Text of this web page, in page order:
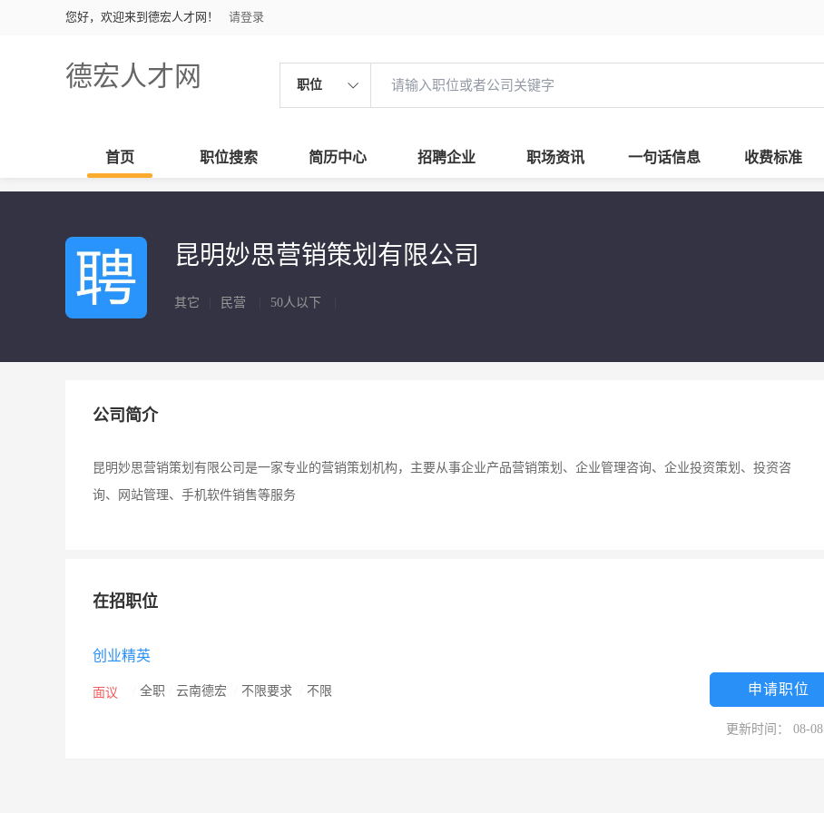
您好，欢迎来到德宏人才网！ 请登录
德宏人才网 职位
首页 职位搜索 简历中心 招聘企业 职场资讯 一句话信息 收费标准
昆明妙思营销策划有限公司
其它 民营 50人以下
公司简介
昆明妙思营销策划有限公司是一家专业的营销策划机构，主要从事企业产品营销策划、企业管理咨询、企业投资策划、投资咨
询、网站管理、手机软件销售等服务
在招职位
创业精英
面议 全职 云南德宏 不限要求 不限 申请职位
更新时间： 08-08